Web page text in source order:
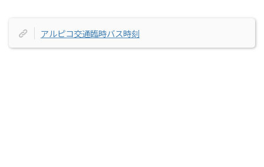
アルピコ交通臨時バス時刻